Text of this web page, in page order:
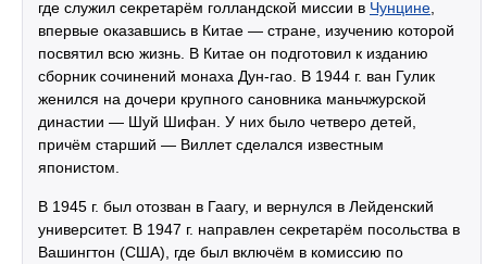
где служил секретарём голландской миссии в Чунцине
впервые оказавшись в Китае — стране, изучению которой
посвятил всю жизнь. В Китае он подготовил к изданию
сборник сочинений монаха Дун-гао. В 1944 г. ван Гулик
женился на дочери крупного сановника маньчжурской
династии — Шуй Шифан. У них было четверо детей,
причём старший — Виллет сделался известным
японистом.
В 1945 г. был отозван в Гаагу, и вернулся в Лейденский
университет. В 1947 г. направлен секретарём посольства в
Вашингтон (США), где был включём в комиссию по